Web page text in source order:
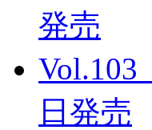
発売
日発売